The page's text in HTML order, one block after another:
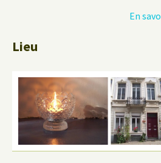
En
Lieu